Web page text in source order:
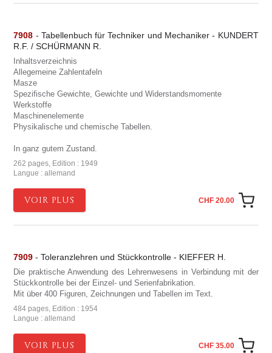
7908 - Tabellenbuch für Techniker und Mechaniker - KUNDERT
R.F. / SCHÜRMANN R.
Inhaltsverzeichnis
Allegemeine Zahlentafeln
Masze
Spezifische Gewichte, Gewichte und Widerstandsmomente
Werkstoffe
Maschinenelemente
Physikalische und chemische Tabellen.
In ganz gutem Zustand.
262 pages, Edition : 1949
Langue : allemand
VOIR PLUS CHF 20.00
7909 - Toleranzlehren und Stückkontrolle - KIEFFER H.
Die praktische Anwendung des Lehrenwesens in Verbindung mit der
Stückkontrolle bei der Einzel- und Serienfabrikation.
Mit über 400 Figuren, Zeichnungen und Tabellen im Text.
484 pages, Edition : 1954
Langue : allemand
VOIR PLUS CHF 35.00